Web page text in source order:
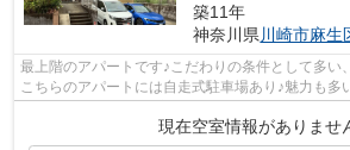
築11年
神奈川県 川崎市麻生
最上階のアパートです♪こだわりの条件として多い
こちらのアパートには自走式駐車場あり♪魅力も多
うか♪より多くの不動産情報をお求めな...
現在空室情報がありませ